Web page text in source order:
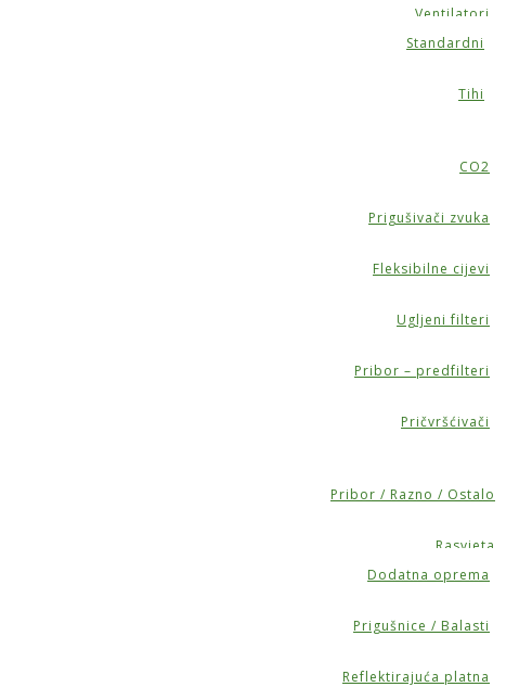
Ventilatori
Standardni
Tihi
CO2
Prigušivači zvuka
Fleksibilne cijevi
Ugljeni filteri
Pribor – predfilteri
Pričvršćivači
Pribor / Razno / Ostalo
Rasvjeta
Dodatna oprema
Prigušnice / Balasti
Reflektirajuća platna